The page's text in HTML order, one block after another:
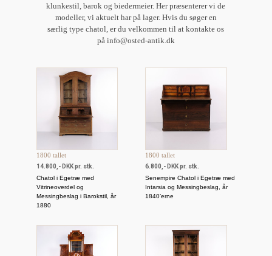
klunkestil, barok og biedermeier. Her præsenterer vi de
modeller, vi aktuelt har på lager. Hvis du søger en
særlig type chatol, er du velkommen til at kontakte os
på info@osted-antik.dk
1800 tallet
14.800,- DKK pr. stk.
Chatol i Egetræ med
Vitrineoverdel og
Messingbeslag i Barokstil, år
1880
1800 tallet
6.800,- DKK pr. stk.
Senempire Chatol i Egetræ med
Intarsia og Messingbeslag, år
1840’erne